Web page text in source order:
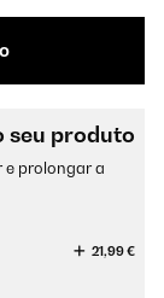
seu produto
e prolongar a
21,99 €